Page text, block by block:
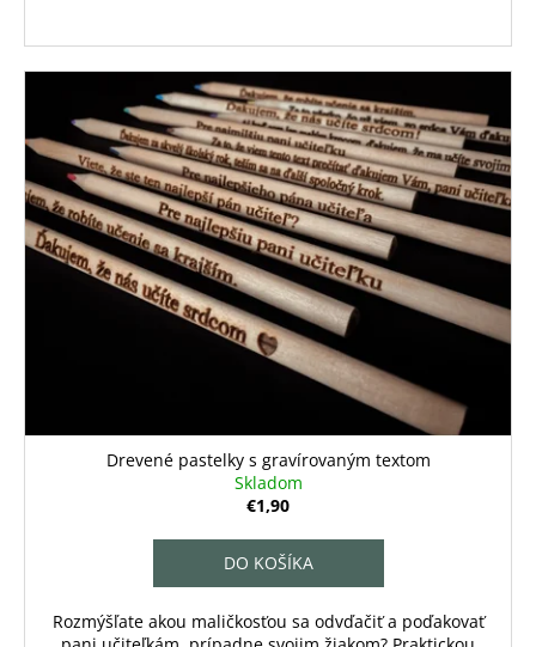
Drevené pastelky s gravírovaným textom
Skladom
€1,90
DO KOŠÍKA
Rozmýšľate akou maličkosťou sa odvďačiť a poďakovať